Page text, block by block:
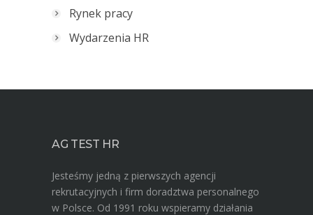
Rynek pracy
Wydarzenia HR
AG TEST HR
Jesteśmy jedną z pierwszych agencji
rekrutacyjnych i firm doradztwa personalnego
w Polsce. Od 1991 roku wspieramy działania